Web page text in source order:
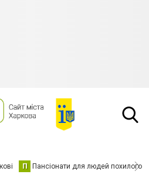
П Пансіонати для людей похилого